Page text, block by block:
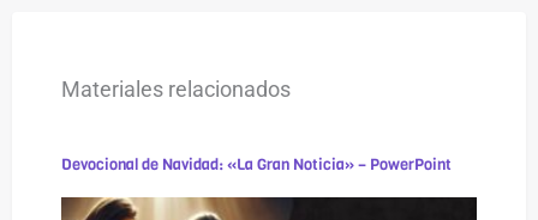
Materiales relacionados
Devocional de Navidad: «La Gran Noticia» – PowerPoint